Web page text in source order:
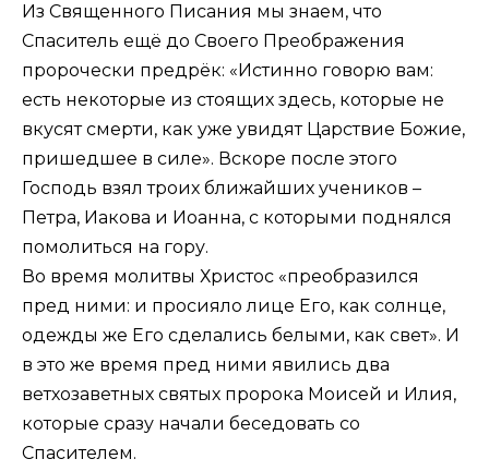
Из Священного Писания мы знаем, что
Спаситель ещё до Своего Преображения
пророчески предрёк: «Истинно говорю вам:
есть некоторые из стоящих здесь, которые не
вкусят смерти, как уже увидят Царствие Божие,
пришедшее в силе». Вскоре после этого
Господь взял троих ближайших учеников –
Петра, Иакова и Иоанна, с которыми поднялся
помолиться на гору.
Во время молитвы Христос «преобразился
пред ними: и просияло лице Его, как солнце,
одежды же Его сделались белыми, как свет». И
в это же время пред ними явились два
ветхозаветных святых пророка Моисей и Илия,
которые сразу начали беседовать со
Спасителем.